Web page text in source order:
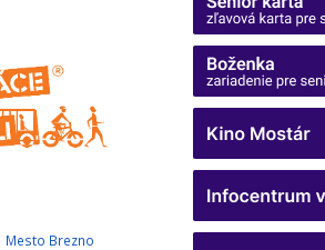
Mesto Brezno